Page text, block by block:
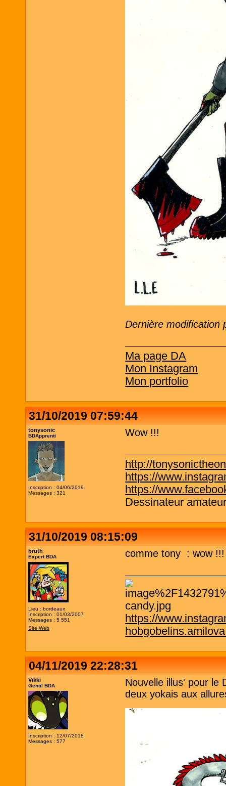
Dernière modification
Ma page DA
Mon Instagram
Mon portfolio
31/10/2019 07:59:44
tonysonic
BDApprenti
Inscription : 04/06/2019
Messages : 321
Wow !!!
http://
https://
https://
Dessinateur
31/10/2019 08:15:09
bruth
Expert BDA
Lieu : bordeaux
Inscription : 01/03/2007
Messages : 5 551
Site Web
comme tony : wow !!!
https://
04/11/2019 22:28:31
Vikki
Gentil BDA
Inscription : 12/07/2018
Messages : 577
Nouvelle illus' pour le
deux yokais aux